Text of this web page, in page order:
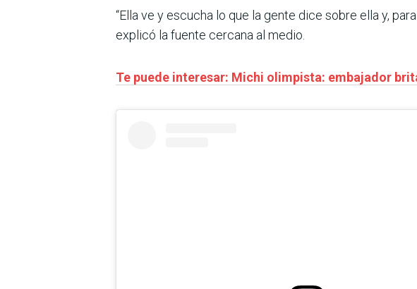
“Ella ve y escucha lo que la gente dice sobre ella y,
explicó la fuente cercana al medio.
Te puede interesar: Michi olimpista: embajador